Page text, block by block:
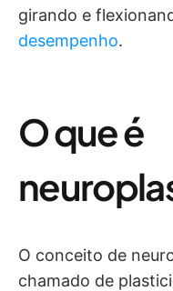
girando e
desempenho.
O que é
O conceito de
chamado de